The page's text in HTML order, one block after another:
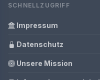
SCHNELLZUGRIFF
Impressum
Datenschutz
Unsere Mission